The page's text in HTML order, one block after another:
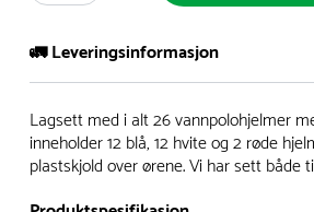
🚛 Leveringsinformasjon
Vi har et stort og effektivt lager i
på ca. 6000 kvadratmeter, med mer
klare for levering.
Lagsett med i alt 26 vannpolohjelmer
inneholder 12 blå, 12 hvite og 2 røde
plastskjold over ørene. Vi har sett både